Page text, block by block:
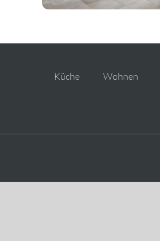
Küche Wohnen